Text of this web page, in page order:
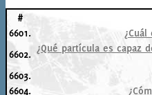
#
6601.
6602. ¿Qué partícula es capaz
6603.
6604.